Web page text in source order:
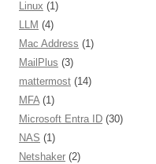
Linux (1)
LLM (4)
Mac Address (1)
MailPlus (3)
mattermost (14)
MFA(1)
Microsoft Entra ID (30)
NAS (1)
Netshaker (2)